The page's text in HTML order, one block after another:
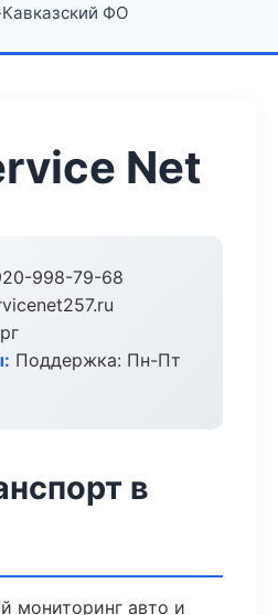
ФО
Net
998-79-68
Поддержка: Пн-Пт
в
мониторинг авто и